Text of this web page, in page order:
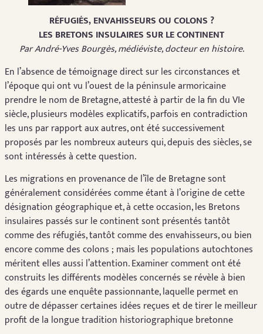
RÉFUGIÉS, ENVAHISSEURS OU COLONS ?
LES BRETONS INSULAIRES SUR LE CONTINENT
Par André-Yves Bourgès, médiéviste, docteur en histoire.
En l’absence de témoignage direct sur les circonstances et
l’époque qui ont vu l’ouest de la péninsule armoricaine
prendre le nom de Bretagne, attesté à partir de la fin du VIe
siècle, plusieurs modèles explicatifs, parfois en contradiction
les uns par rapport aux autres, ont été successivement
proposés par les nombreux auteurs qui, depuis des siècles, se
sont intéressés à cette question.
Les migrations en provenance de l’île de Bretagne sont
généralement considérées comme étant à l’origine de cette
désignation géographique et, à cette occasion, les Bretons
insulaires passés sur le continent sont présentés tantôt
comme des réfugiés, tantôt comme des envahisseurs, ou bien
encore comme des colons ; mais les populations autochtones
méritent elles aussi l’attention. Examiner comment ont été
construits les différents modèles concernés se révèle à bien
des égards une enquête passionnante, laquelle permet en
outre de dépasser certaines idées reçues et de tirer le meilleur
profit de la longue tradition historiographique bretonne